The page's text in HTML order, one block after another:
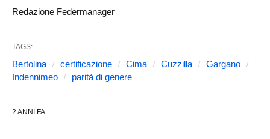
Redazione Federmanager
TAGS:
Bertolina certificazione Cima Cuzzilla
Gargano
Indennimeo
parità di genere
2 ANNI FA